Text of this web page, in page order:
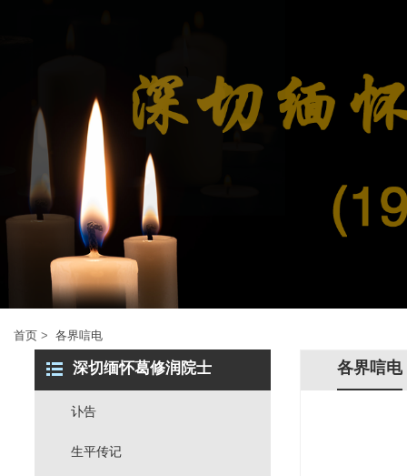
首页 > 各界唁电
深切缅怀葛修润院士
讣告
生平传记
各界唁电